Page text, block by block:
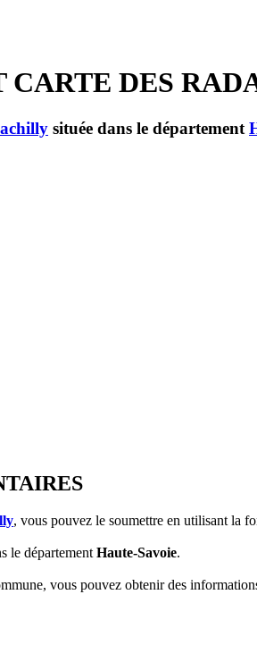
DES
située dans le département
, vous pouvez le soumettre en utilisant la
le départementHaute-Savoie.
vous pouvez obtenir des